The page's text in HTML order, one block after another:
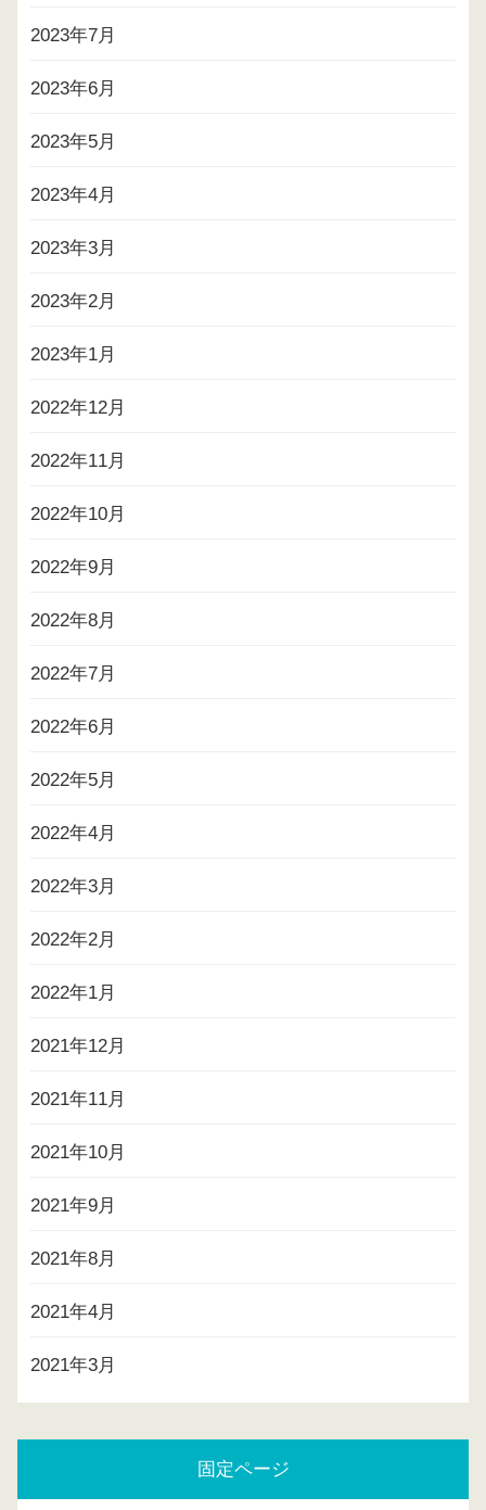
2023年7月
2023年6月
2023年5月
2023年4月
2023年3月
2023年2月
2023年1月
2022年12月
2022年11月
2022年10月
2022年9月
2022年8月
2022年7月
2022年6月
2022年5月
2022年4月
2022年3月
2022年2月
2022年1月
2021年12月
2021年11月
2021年10月
2021年9月
2021年8月
2021年4月
2021年3月
固定ページ